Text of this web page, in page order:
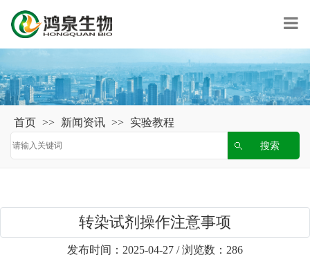
首页 >> 新闻资讯 >> 实验教程
转染试剂操作注意事项
发布时间：2025-04-27 / 浏览数：286